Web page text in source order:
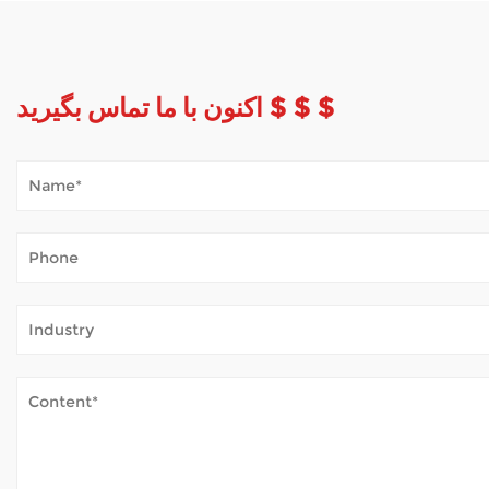
اکنون با ما تماس بگیرید $ $ $
Dec 31, 2025